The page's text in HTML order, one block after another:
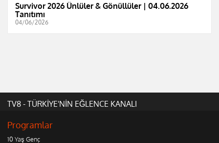
Survivor 2026 Ünlüler & Gönüllüler | 04.06.2026
Tanıtımı
04/06/2026
TV8 - TÜRKİYE'NİN EĞLENCE KANALI
Programlar
10 Yaş Genç